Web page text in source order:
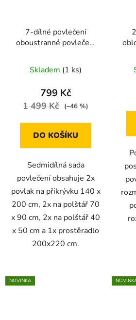
7-dílné povlečení
oboustranné povlečení
BÉŽOVÉ s Puntíkem
140x200
Skladem (1 ks)
799 Kč
1 499 Kč (–46 %)
DO KOŠÍKU
Sedmidílná sada
povlečení obsahuje 2x
povlak na přikrývku 140 x
200 cm, 2x na polštář 70
x 90 cm, 2x na polštář 40
x 50 cm a 1x prostěradlo
200x220 cm.
NOVINKA